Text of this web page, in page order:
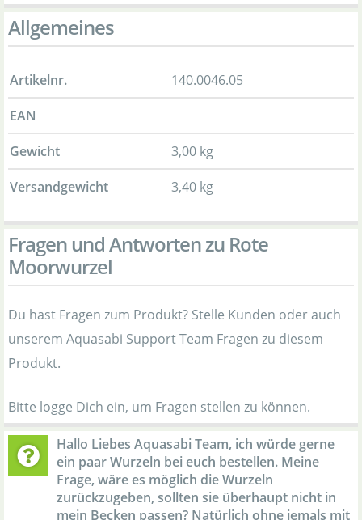
Allgemeines
Artikelnr.
140.0046.05
EAN
Gewicht
3,00 kg
Versandgewicht
3,40 kg
Fragen und Antworten zu Rote
Moorwurzel
Du hast Fragen zum Produkt? Stelle Kunden oder auch
unserem Aquasabi Support Team Fragen zu diesem
Produkt.
Bitte logge Dich ein, um Fragen stellen zu können.
Hallo Liebes Aquasabi Team, ich würde gerne
ein paar Wurzeln bei euch bestellen. Meine
Frage, wäre es möglich die Wurzeln
zurückzugeben, sollten sie überhaupt nicht in
mein Becken passen? Natürlich ohne jemals mit